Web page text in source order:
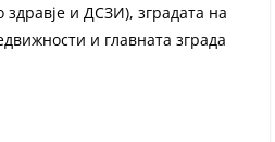
здравје и ДСЗИ), зградата на
и главната зграда